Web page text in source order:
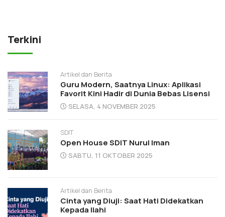
Terkini
Artikel dan Berita
Guru Modern, Saatnya Linux: Aplikasi
Favorit Kini Hadir di Dunia Bebas Lisensi
SELASA, 4 NOVEMBER 2025
SDIT
Open House SDIT Nurul Iman
SABTU, 11 OKTOBER 2025
Artikel dan Berita
Cinta yang Diuji: Saat Hati Didekatkan
Kepada Ilahi